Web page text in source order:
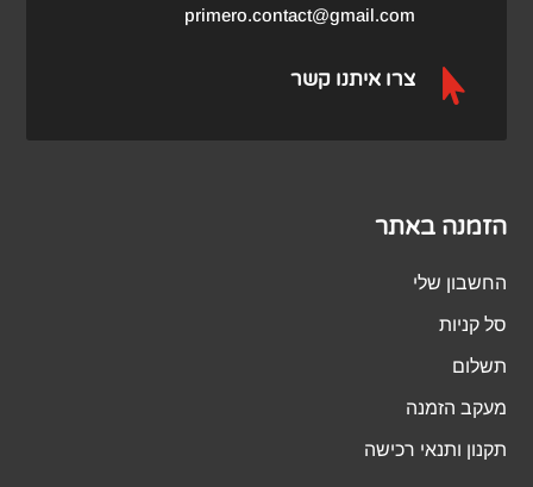
primero.contact@gmail.com
 צרו איתנו קשר
הזמנה באתר
החשבון שלי
סל קניות
תשלום
מעקב הזמנה
תקנון ותנאי רכישה